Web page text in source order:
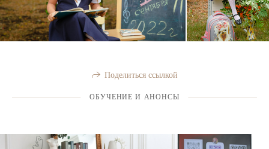
Поделиться ссылкой
ОБУЧЕНИЕ И АНОНСЫ